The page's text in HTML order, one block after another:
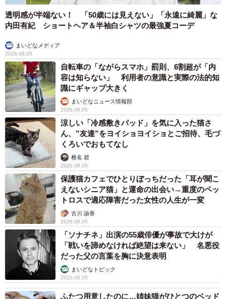
と息子は再会。それをきっかけに、息子は月に1度の頻度で
私が働く美容院に来るようになりました。
ファミレスの次はコンビニでアイスを買うことに13 ©️芳野嗣/講談社
透明感が半端ない！ 「50歳には見えない」「永遠に綺麗」な
内田有紀 ショートヘア＆半袖白シャツの最強夏コーデ
まいどなメディア
2026.08.05
自転車の「ながらスマホ」罰則、6割超が「内
容は知らない」 利用者の意識と実際の法的知
識にギャップ大きく
まいどなニュース情報部
2026.08.05
涼しい「冷感敷きパッド」を気に入った猫さ
ん、”友達”をヨイショヨイショとご招待、毛づ
くろいでおもてなし
椎名 碧
2026.08.05
保護猫カフェでひとりぼっちだった「耳が聞こ
えないシニア猫」と運命の出会い→重度のペッ
トロスで適応障害だった女性の人生が一変
古川 諭香
2026.08.05
「ソナチネ」出演の55歳俳優が事故で大けが
「戦いを諦めなければ絶望は来ない」 名悪役
だった父の言葉を胸に決意表明
まいどなトピック
2026.08.05
ふたつ用意したのに…姉妹猫がひとつのベッド